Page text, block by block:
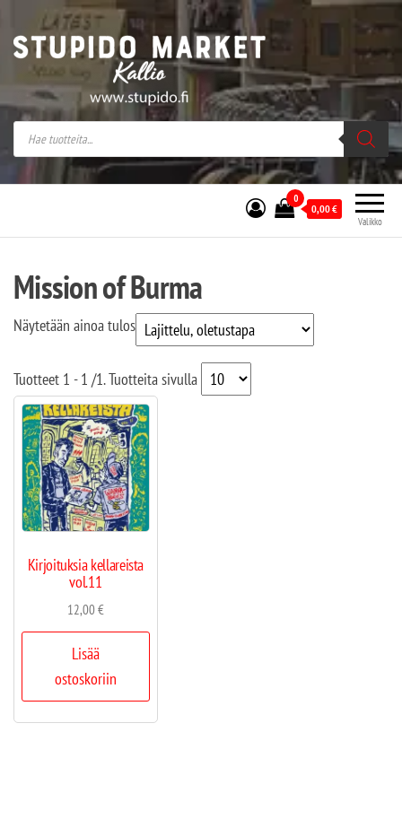
Stupido Market – verkossa ja kivijalassa
Stupido Market on vaihtoehtomusaan
erikoistunut verkko- sekä
kivijalkakauppa Helsingissä Kallion
sydämessä.
Valikko
0
0,00€
Mission of Burma
Näytetään ainoa tulos
Tuotteet 1 - 1 /1. Tuotteita sivulla
Kirjoituksia kellareista
vol.11
12,00€
Lisää
ostoskoriin